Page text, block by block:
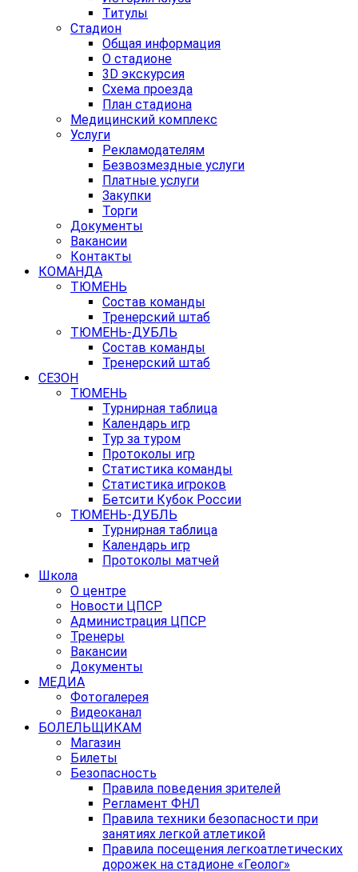
Титулы
Стадион
Общая информация
О стадионе
3D экскурсия
Схема проезда
План стадиона
Медицинский комплекс
Услуги
Рекламодателям
Безвозмездные услуги
Платные услуги
Закупки
Торги
Документы
Вакансии
Контакты
КОМАНДА
ТЮМЕНЬ
Состав команды
Тренерский штаб
ТЮМЕНЬ-ДУБЛЬ
Состав команды
Тренерский штаб
СЕЗОН
ТЮМЕНЬ
Турнирная таблица
Календарь игр
Тур за туром
Протоколы игр
Статистика команды
Статистика игроков
Бетсити Кубок России
ТЮМЕНЬ-ДУБЛЬ
Турнирная таблица
Календарь игр
Протоколы матчей
Школа
О центре
Новости ЦПСР
Администрация ЦПСР
Тренеры
Вакансии
Документы
МЕДИА
Фотогалерея
Видеоканал
БОЛЕЛЬЩИКАМ
Магазин
Билеты
Безопасность
Правила поведения зрителей
Регламент ФНЛ
Правила техники безопасности при
занятиях легкой атлетикой
Правила посещения легкоатлетических
дорожек на стадионе «Геолог»